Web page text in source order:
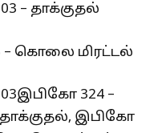
– தாக்குதல்
– கொலை மிரட்டல்
324 –
இபிகோ